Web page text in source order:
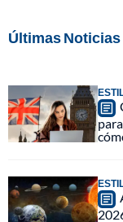
Últimas Noticias